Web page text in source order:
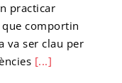
practicar
comportin
va ser clau per
[...]